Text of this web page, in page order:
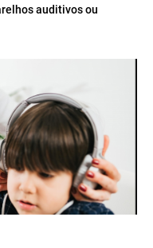
auditivos ou